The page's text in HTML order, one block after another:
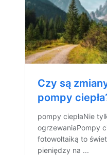
Czy są
pompy
pompy ciepłaNie
ogrzewaniaPompy
fotowoltaiką to
pieniędzy na ...